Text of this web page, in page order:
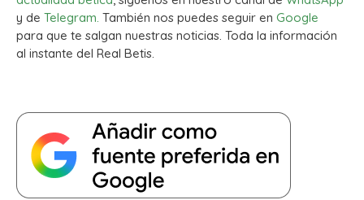
y de Telegram. También nos puedes seguir en Google
para que te salgan nuestras noticias. Toda la información
al instante del Real Betis.